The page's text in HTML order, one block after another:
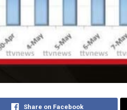
Share on Facebook